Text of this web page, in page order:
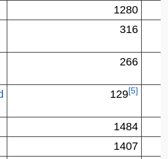
1280
316
266
129[5]
1484
1407